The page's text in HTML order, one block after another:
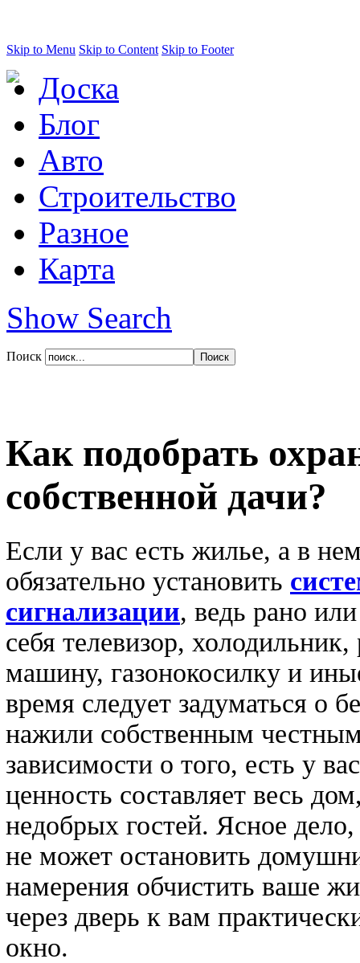
Skip to Menu Skip to Content Skip to Footer
Доска
Блог
Авто
Строительство
Разное
Карта
Show Search
Поиск
Как подобрать
собственной дачи?
Если у вас есть жилье, а в
обязательно установить
сигнализации, ведь рано
себя телевизор,
машину, газонокосилку и
время следует задуматься о
нажили собственным
зависимости о того, есть у
ценность составляет весь
недобрых гостей. Ясное
не может остановить
намерения обчистить ваше
через дверь к вам
окно.